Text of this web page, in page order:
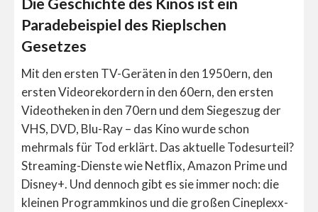
Paradebeispiel des Rieplschen
Gesetzes
Mit den ersten TV-Geräten in den 1950ern, den
ersten Videorekordern in den 60ern, den ersten
Videotheken in den 70ern und dem Siegeszug der
VHS, DVD, Blu-Ray – das Kino wurde schon
mehrmals für Tod erklärt. Das aktuelle Todesurteil?
Streaming-Dienste wie Netflix, Amazon Prime und
Disney+. Und dennoch gibt es sie immer noch: die
kleinen Programmkinos und die großen Cineplexx-